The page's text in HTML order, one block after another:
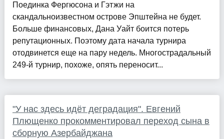
Поединка Фергюсона и Гэтжи на
скандальноизвестном острове Эпштейна не будет.
Больше финансовых, Дана Уайт боится потерь
репутационных. Поэтому дата начала турнира
отодвинется еще на пару недель. Многострадальный
249-й турнир, похоже, опять переносит...
"У нас здесь идёт деградация". Евгений
Плющенко прокомментировал переход сына в
сборную Азербайджана